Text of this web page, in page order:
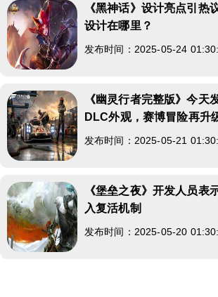
《黑神话》设计亮点引热
设计在哪里？
发布时间：2025-05-24
《幽灵行者完整版》今天
DLC外观，赛博冒险再升
发布时间：2025-05-21
《堡垒之夜》开发人员表
入复活机制
发布时间：2025-05-20